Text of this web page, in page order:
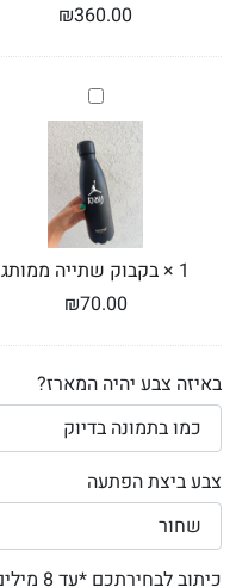
₪360.00
בקבוק
שתייה
ממותג
1
× בקבוק שתייה ממותג
₪70.00
באיזה צבע יהיה המארז?
צבע ביצת הפתעה
כיתוב לבחירתכם *עד 8 מילים